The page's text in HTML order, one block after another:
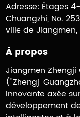
Adresse: Étages
Chuangzhi, No.
ville de
À propos
Jiangmen Zhengji
("Zhengji
innovante axée
développement